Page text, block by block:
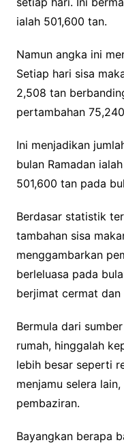
ialah 501,600 tan.
Namun angka ini
Setiap hari sisa
2,508 tan
pertambahan
Ini menjadikan
bulan Ramadan
501,600 tan pada
Berdasar statistik
tambahan sisa
menggambarkan
berleluasa pada
berjimat cermat
Bermula dari
rumah, hinggalah
lebih besar seperti
menjamu selera
pembaziran.
Bayangkan berapa